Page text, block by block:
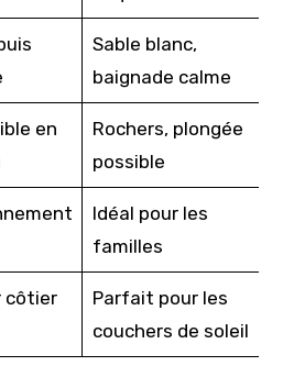
Sable blanc,
baignade calme
en
Rochers, plongée
possible
Idéal pour les
familles
côtier
Parfait pour les
couchers de soleil